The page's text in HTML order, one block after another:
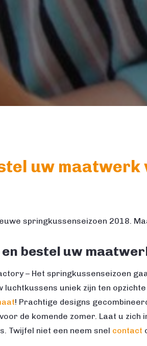
uw maatwerk
springkussenseizoen 2018.
bestel uw
– Het springkussenseizoen
luchtkussens uniek zijn ten
! Prachtige designs
de komende zomer. Laat u
Twijfel niet een neem snel contact